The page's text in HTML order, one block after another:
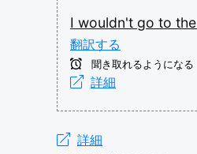
I wouldn't go to the
翻訳する
聞き取れるようになる
詳細
詳細